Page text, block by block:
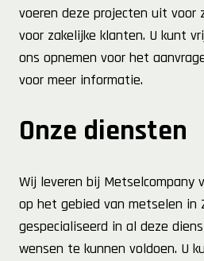
voeren deze projecten uit voor
voor zakelijke klanten. U kunt
ons opnemen voor het
voor meer informatie.
Onze diensten
Wij leveren bij Metselcompany
op het gebied van metselen in
gespecialiseerd in al deze
wensen te kunnen voldoen. U